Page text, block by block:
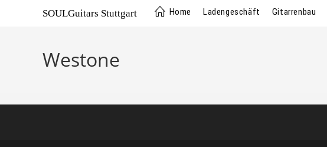
SOULGuitars Stuttgart Home Ladengeschäft Gitarrenbau
Westone